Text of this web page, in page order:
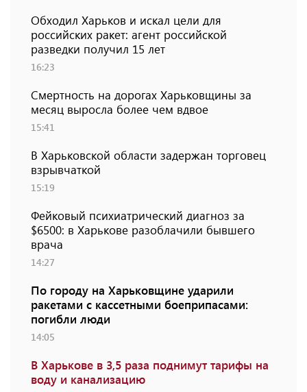
Обходил Харьков и искал цели для
российских ракет: агент российской
разведки получил 15 лет
16:23
Смертность на дорогах Харьковщины за
месяц выросла более чем вдвое
15:41
В Харьковской области задержан торговец
взрывчаткой
15:19
Фейковый психиатрический диагноз за
$6500: в Харькове разоблачили бывшего
врача
14:27
По городу на Харьковщине ударили
ракетами с кассетными боеприпасами:
погибли люди
14:05
В Харькове в 3,5 раза поднимут тарифы на
воду и канализацию